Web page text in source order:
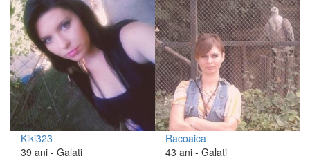
Kiki323
39 ani - Galati
Racoaica
43 ani - Galati